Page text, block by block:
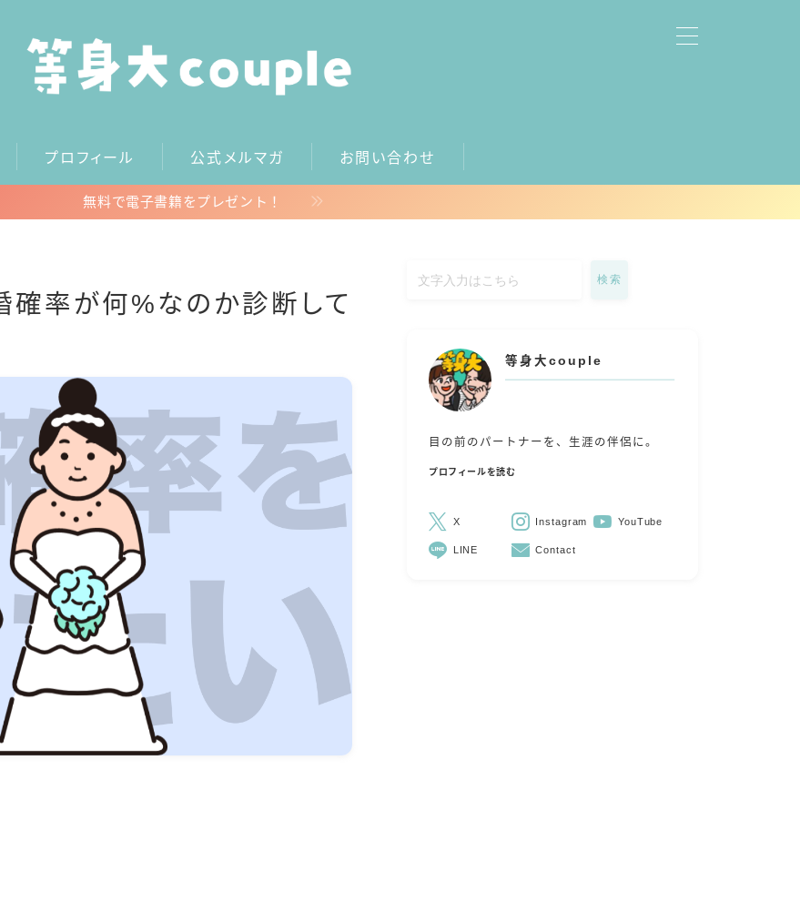
プロフィール 公式メルマガ お問い合わせ
無料で電子書籍をプレゼント！
確率が何%なのか診断して
検索
等身大couple
目の前のパートナーを、生涯の伴侶に。
プロフィールを読む
X Instagram YouTube
LINE Contact